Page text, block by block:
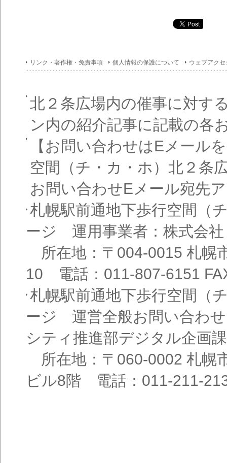
リンク・著作権・免責事項 個人情報の保護について ウェブアク
北２条広場内の催事に対す
ン内の紹介記事に記載の各
【お問い合わせはEメール
空間（チ・カ・ホ）北２条
お問い合わせEメール宛先
札幌駅前通地下歩行空間（
ージ 運用事業者：株式会
所在地：〒004-0015 札幌
10 電話：011-807-6151
札幌駅前通地下歩行空間（
ージ 運営全般お問い合わ
シティ推進部デジタル企画課
所在地：〒060-0002 札幌
ビル8階 電話：011-211-